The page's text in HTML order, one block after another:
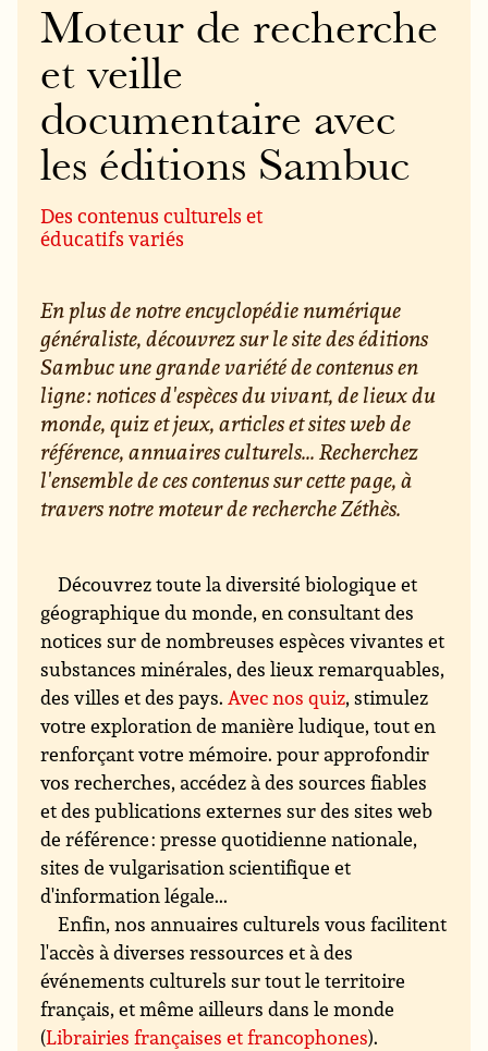
Moteur de recherche
et veille
documentaire avec
les éditions Sambuc
Des contenus culturels et
éducatifs variés
En plus de notre encyclopédie numérique
généraliste, découvrez sur le site des éditions
Sambuc une grande variété de contenus en
ligne : notices d'espèces du vivant, de lieux du
monde, quiz et jeux, articles et sites web de
référence, annuaires culturels... Recherchez
l'ensemble de ces contenus sur cette page, à
travers notre moteur de recherche Zéthès.
Découvrez toute la diversité biologique et
géographique du monde, en consultant des
notices sur de nombreuses espèces vivantes et
substances minérales, des lieux remarquables,
des villes et des pays.Avec nos quiz, stimulez
votre exploration de manière ludique, tout en
renforçant votre mémoire. pour approfondir
vos recherches, accédez à des sources fiables
et des publications externes sur des sites web
de référence : presse quotidienne nationale,
sites de vulgarisation scientifique et
d'information légale...
Enfin, nos annuaires culturels vous facilitent
l'accès à diverses ressources et à des
événements culturels sur tout le territoire
français, et même ailleurs dans le monde
(Librairies françaises et francophones).